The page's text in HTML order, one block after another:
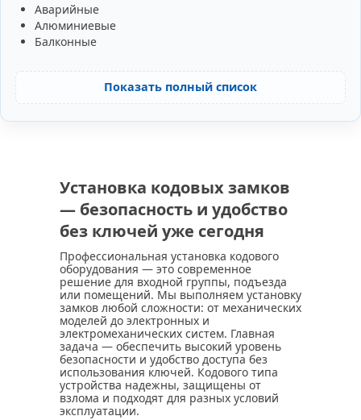
Аварийные
Алюминиевые
Балконные
Показать полный список
Установка кодовых замков
— безопасность и удобство
без ключей уже сегодня
Профессиональная установка кодового
оборудования — это современное
решение для входной группы, подъезда
или помещений. Мы выполняем установку
замков любой сложности: от механических
моделей до электронных и
электромеханических систем. Главная
задача — обеспечить высокий уровень
безопасности и удобство доступа без
использования ключей. Кодового типа
устройства надежны, защищены от
взлома и подходят для разных условий
эксплуатации.